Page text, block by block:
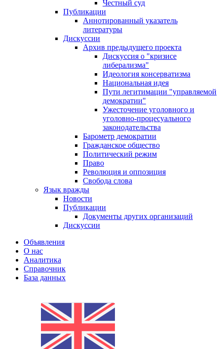
Честный суд
Публикации
Аннотированный указатель
литературы
Дискуссии
Архив предыдущего проекта
Дискуссия о "кризисе
либерализма"
Идеология консерватизма
Национальная идея
Пути легитимации "управляемой
демократии"
Ужесточение уголовного и
уголовно-процесуального
законодательства
Барометр демократии
Гражданское общество
Политический режим
Право
Революция и оппозиция
Свобода слова
Язык вражды
Новости
Публикации
Документы других организаций
Дискуссии
Объявления
О нас
Аналитика
Справочник
База данных